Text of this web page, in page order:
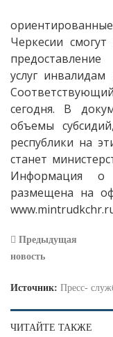
Черкесии
услуг инвалидам
сегодня. В
объемы
республики на
станет
Информация о
размещена на
Предыдущая
новость
Источник: Пресс-
ЧИТАЙТЕ ТАКЖЕ